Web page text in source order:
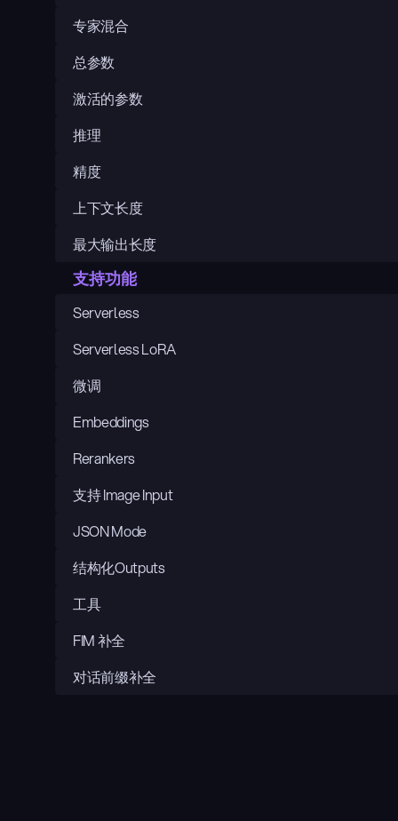
专家混合
总参数
激活的参数
推理
精度
上下文长度
最大输出长度
支持功能
Serverless
Serverless LoRA
微调
Embeddings
Rerankers
支持 Image Input
JSON Mode
结构化Outputs
工具
FIM 补全
对话前缀补全